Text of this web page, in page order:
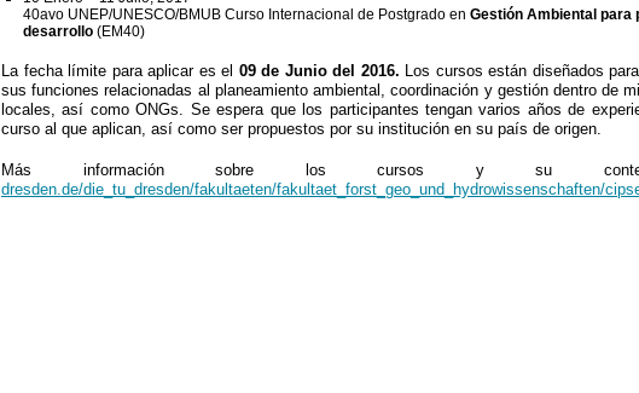
40avo UNEP/UNESCO/BMUB Curso Internacional de Postgrado en Gestión Ambiental para
desarrollo (EM40)
La fecha límite para aplicar es el 09 de Junio del 2016. Los cursos están diseñados
sus funciones relacionadas al planeamiento ambiental, coordinación y gestión dentro de
locales, así como ONGs. Se espera que los participantes tengan varios años de
curso al que aplican, así como ser propuestos por su institución en su país de origen.
Más información sobre los cursos y su
dresden.de/die_tu_dresden/fakultaeten/fakultaet_forst_geo_und_hydrowissenschaften/